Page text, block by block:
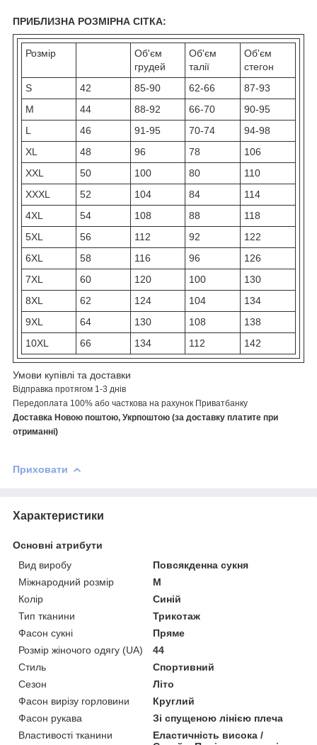
ПРИБЛИЗНА РОЗМІРНА СІТКА:
Розмір
Об'єм
грудей
Об'єм
талії
Об'єм
стегон
S
42 85-90 62-66
87-93
M
44 88-92 66-70
90-95
L
46 91-95 70-74
94-98
XL
48 96 78
106
XXL
50 100 80
110
XXXL
52 104 84
114
4XL
54 108 88
118
5XL
56 112 92
122
6XL
58 116 96
126
7XL
60 120 100
130
8XL
62 124 104
134
9XL
64 130 108
138
10XL
66 134 112 142
Умови купівлі та доставки
Відправка протягом 1-3 днів
Передоплата 100% або часткова на рахунок Приватбанку
Доставка Новою поштою, Укрпоштою (за доставку платите при
отриманні)
Приховати
Характеристики
Основні атрибути
Вид виробу
Повсякденна сукня
Міжнародний розмір
M
Колір
Синій
Тип тканини
Трикотаж
Фасон сукні
Пряме
Розмір жіночого одягу (UA)
44
Стиль
Спортивний
Сезон
Літо
Фасон вирізу горловини
Круглий
Фасон рукава
Зі спущеною лінією плеча
Властивості тканини
Еластичність висока /